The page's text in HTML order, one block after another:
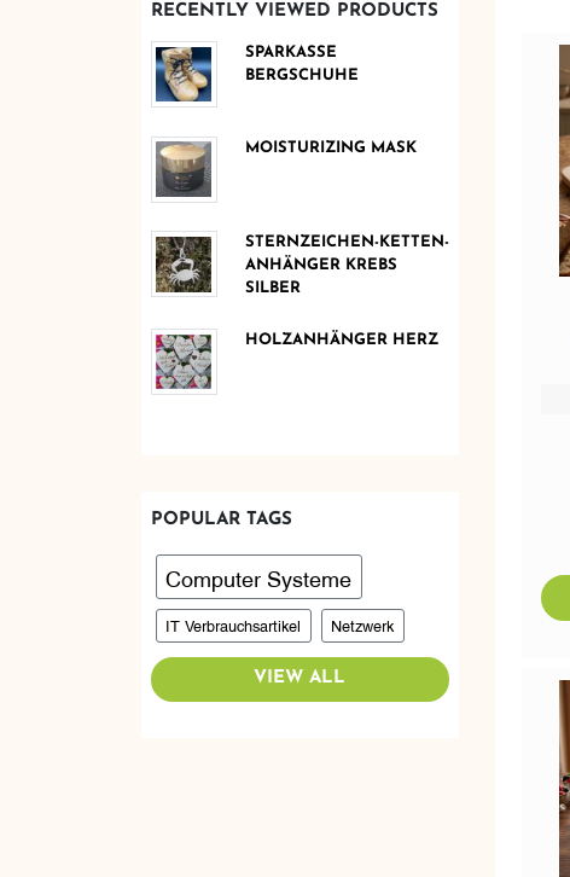
RECENTLY VIEWED PRODUCTS
SPARKASSE
BERGSCHUHE
MOISTURIZING MASK
STERNZEICHEN-KETTEN-
ANHÄNGER KREBS
SILBER
HOLZANHÄNGER HERZ
POPULAR TAGS
Computer Systeme
IT Verbrauchsartikel Netzwerk
VIEW ALL